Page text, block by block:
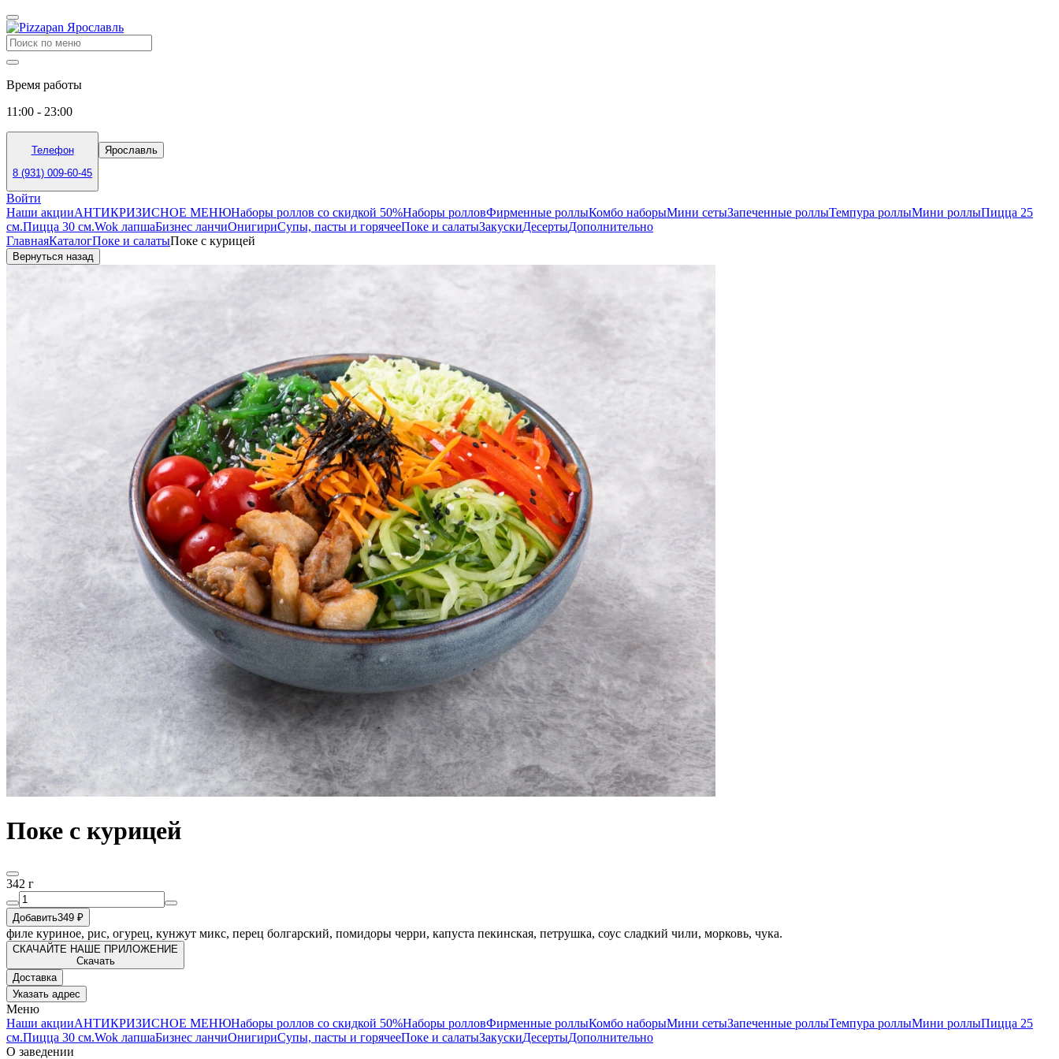
Время работы
11:00 - 23:00
Телефон
8 (931) 009-60-45
Ярославль
Войти
Наши акцииАНТИКРИЗИСНОЕ МЕНЮНаборы роллов со скидкой 50%Наборы ролловФирменные роллыКомбо наборыМини сетыЗапеченные роллыТемпура роллыМини роллыПицца 25
см.Пицца 30 см.Wok лапшаБизнес ланчиОнигириСупы, пасты и горячееПоке и салатыЗакускиДесертыДополнительно
ГлавнаяКаталогПоке и салатыПоке с курицей
Вернуться назад
Поке с курицей
342 г
Добавить349 ₽
филе куриное, рис, огурец, кунжут микс, перец болгарский, помидоры черри, капуста пекинская, петрушка, соус сладкий чили, морковь, чука.
СКАЧАЙТЕ НАШЕ ПРИЛОЖЕНИЕ
Скачать
Доставка
Указать адрес
Меню
Наши акцииАНТИКРИЗИСНОЕ МЕНЮНаборы роллов со скидкой 50%Наборы ролловФирменные роллыКомбо наборыМини сетыЗапеченные роллыТемпура роллыМини роллыПицца 25
см.Пицца 30 см.Wok лапшаБизнес ланчиОнигириСупы, пасты и горячееПоке и салатыЗакускиДесертыДополнительно
О заведении